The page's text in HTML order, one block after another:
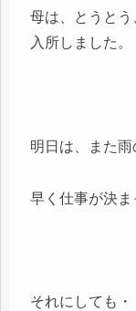
母は、とうと
入所しました。
明日は、また雨
早く仕事が決ま
それにしても